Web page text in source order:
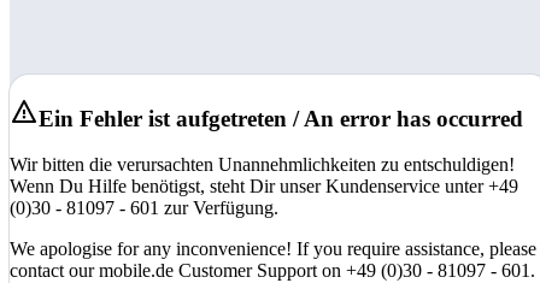
Ein Fehler ist aufgetreten / An error has occurred
Wir bitten die verursachten Unannehmlichkeiten zu entschuldigen!
Wenn Du Hilfe benötigst, steht Dir unser Kundenservice unter +49
(0)30 - 81097 - 601 zur Verfügung.
We apologise for any inconvenience! If you require assistance, please
contact our mobile.de Customer Support on +49 (0)30 - 81097 - 601.